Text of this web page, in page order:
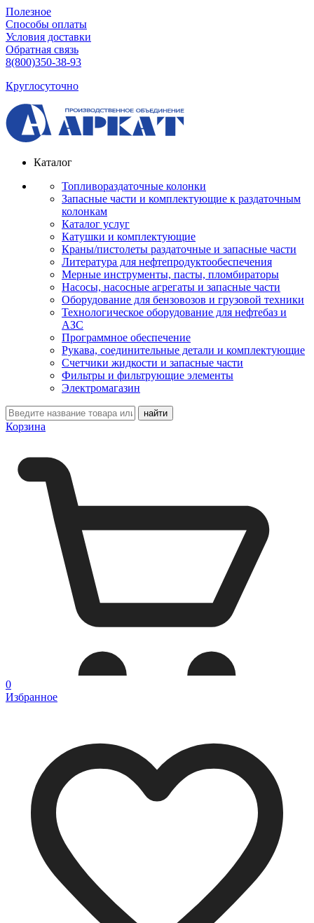
Полезное
Способы оплаты
Условия доставки
Обратная связь
8(800)350-38-93
Круглосуточно
Каталог
Топливораздаточные колонки
Запасные части и комплектующие к раздаточным
колонкам
Каталог услуг
Катушки и комплектующие
Краны/пистолеты раздаточные и запасные части
Литература для нефтепродуктообеспечения
Мерные инструменты, пасты, пломбираторы
Насосы, насосные агрегаты и запасные части
Оборудование для бензовозов и грузовой техники
Технологическое оборудование для нефтебаз и
АЗС
Программное обеспечение
Рукава, соединительные детали и комплектующие
Счетчики жидкости и запасные части
Фильтры и фильтрующие элементы
Электромагазин
Корзина
0
Избранное